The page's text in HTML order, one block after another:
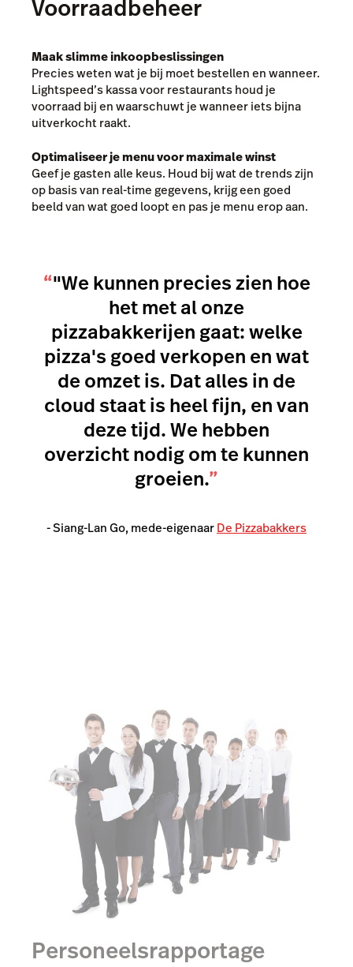
Tempo
Benchmarks & Trends
Voorraadbeheer
Maak slimme inkoopbeslissingen
Precies weten wat je bij moet bestellen en wanneer.
Lightspeed’s kassa voor restaurants houd je
voorraad bij en waarschuwt je wanneer iets bijna
uitverkocht raakt.
Optimaliseer je menu voor maximale winst
Geef je gasten alle keus. Houd bij wat de trends zijn
op basis van real-time gegevens, krijg een goed
beeld van wat goed loopt en pas je menu erop aan.
“"We kunnen precies zien hoe
het met al onze
pizzabakkerijen gaat: welke
pizza's goed verkopen en wat
de omzet is. Dat alles in de
cloud staat is heel fijn, en van
deze tijd. We hebben
overzicht nodig om te kunnen
groeien.”
- Siang-Lan Go, mede-eigenaarDe Pizzabakkers
Personeelsrapportage